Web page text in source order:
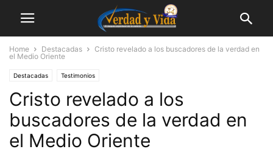
Home Destacadas
Cristo revelado a los buscadores de la verdad en
el Medio Oriente
Destacadas Testimonios
Cristo revelado a los
buscadores de la verdad en
el Medio Oriente